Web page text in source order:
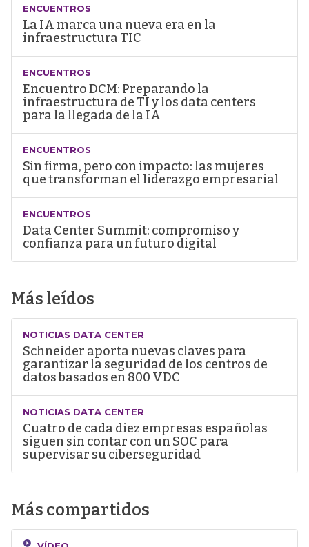
ENCUENTROS
La IA marca una nueva era en la
infraestructura TIC
ENCUENTROS
Encuentro DCM: Preparando la
infraestructura de TI y los data centers
para la llegada de la IA
ENCUENTROS
Sin firma, pero con impacto: las mujeres
que transforman el liderazgo empresarial
ENCUENTROS
Data Center Summit: compromiso y
confianza para un futuro digital
Más leídos
NOTICIAS DATA CENTER
Schneider aporta nuevas claves para
garantizar la seguridad de los centros de
datos basados en 800 VDC
NOTICIAS DATA CENTER
Cuatro de cada diez empresas españolas
siguen sin contar con un SOC para
supervisar su ciberseguridad
Más compartidos